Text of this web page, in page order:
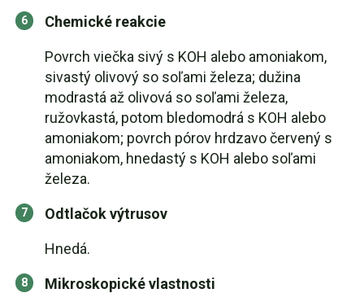
Chemické reakcie
Povrch viečka sivý s KOH alebo amoniakom,
sivastý olivový so soľami železa; dužina
modrastá až olivová so soľami železa,
ružovkastá, potom bledomodrá s KOH alebo
amoniakom; povrch pórov hrdzavo červený s
amoniakom, hnedastý s KOH alebo soľami
železa.
Odtlačok výtrusov
Hnedá.
Mikroskopické vlastnosti